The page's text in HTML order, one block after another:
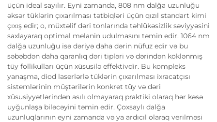
üçün ideal sayılır. Eyni zamanda, 808 nm dalğa uzunluğu
əksər tüklərin çıxarılması tətbiqləri üçün qızıl standart kimi
çıxış edir; o, müxtəlif dəri tonlarında təhlükəsizlik səviyyəsini
saxlayaraq optimal melanin udulmasını təmin edir. 1064 nm
dalğa uzunluğu isə dəriyə daha dərin nüfuz edir və bu
səbəbdən daha qaranlıq dəri tipləri və dərindən köklənmiş
tüy follikulları üçün xüsusilə effektivdir. Bu kompleks
yanaşma, diod laserlərlə tüklərin çıxarılması ixracatçısı
sistemlərinin müştərilərin konkret tüy və dəri
xüsusiyyətlərindən asılı olmayaraq praktiki olaraq hər kəsə
uyğunlaşa biləcəyini təmin edir. Çoxsaylı dalğa
uzunluqlarının eyni zamanda və ya ardıcıl olaraq verilməsi